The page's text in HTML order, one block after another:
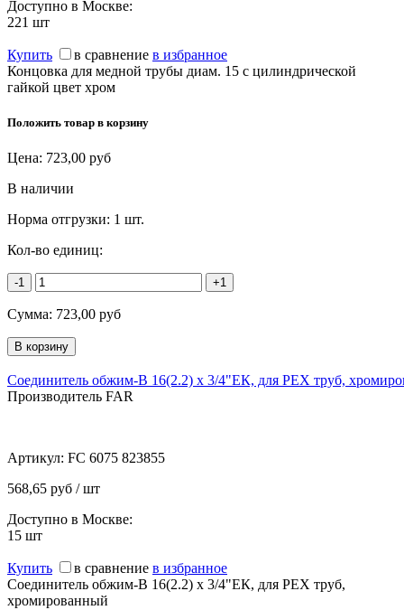
Доступно в Москве:
221 шт
Купить в сравнение в избранное
Концовка для медной трубы диам. 15 с цилиндрической
гайкой цвет хром
Положить товар в корзину
Цена: 723,00 руб
В наличии
Норма отгрузки: 1 шт.
Кол-во единиц:
-1 +1
Сумма: 723,00 руб
Соединитель обжим-В 16(2.2) х 3/4"ЕК, для PEX труб,
Производитель FAR
Артикул: FC 6075 823855
568,65 руб / шт
Доступно в Москве:
15 шт
Купить в сравнение в избранное
Соединитель обжим-В 16(2.2) х 3/4"ЕК, для PEX труб,
хромированный